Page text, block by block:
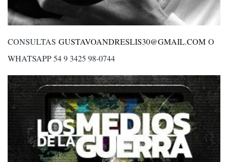
CONSULTAS GUSTAVOANDRESLIS30@GMAIL.COM O
WHATSAPP 54 9 3425 98-0744